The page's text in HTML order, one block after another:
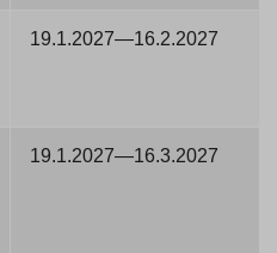
19.1.2027—16.2.2027
19.1.2027—16.3.2027